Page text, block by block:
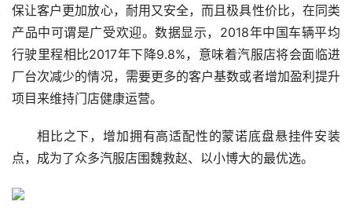
保让客户更加放心，耐用又安全，而且极具性价比，在同类
产品中可谓是广受欢迎。数据显示，2018年中国车辆平均
行驶里程相比2017年下降9.8%，意味着汽服店将会面临进
厂台次减少的情况，需要更多的客户基数或者增加盈利提升
项目来维持门店健康运营。
相比之下，增加拥有高适配性的蒙诺底盘悬挂件安装
点，成为了众多汽服店围魏救赵、以小博大的最优选。